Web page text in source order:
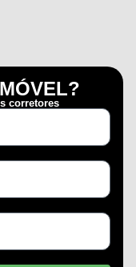
corretores